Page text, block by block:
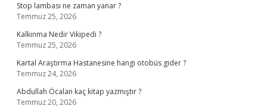
Stop lambası ne zaman yanar ?
Temmuz 25, 2026
Kalkınma Nedir Vikipedi ?
Temmuz 25, 2026
Kartal Araştırma Hastanesine hangi otobüs gider ?
Temmuz 24, 2026
Abdullah Öcalan kaç kitap yazmıştır ?
Temmuz 20, 2026